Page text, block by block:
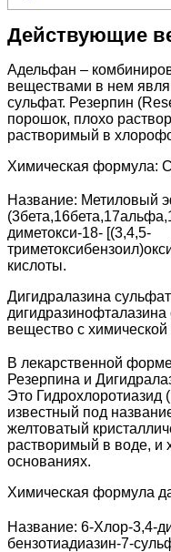
Действующие
Адельфан –
веществами в нем
сульфат. Резерпин
порошок, плохо
растворимый в
Химическая формула: C
Название: Метиловый
диметокси-18- [(3,4,5-
кислоты.
Дигидралазина
дигидразинофталазина
вещество с
В лекарственной
Резерпина и
Это Гидрохлоротиазид
известный под
желтоватый
растворимый в воде, и
основаниях.
Химическая формула
Название: 6-Хлор-3,4-
бензотиадиазин-7-